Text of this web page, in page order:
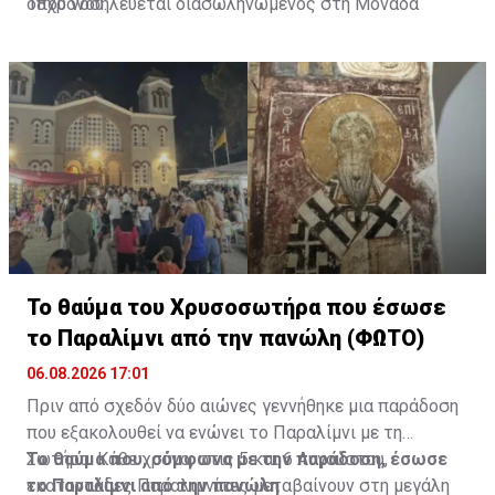
Διαβάστε επίσης:Φωτιά τα ξημερώματα σε μπυραρία
στην Αγία Νάπα-Την έσβησαν οι ιδιοκτήτες
Το θαύμα του Χρυσοσωτήρα που έσωσε
το Παραλίμνι από την πανώλη (ΦΩΤΟ)
06.08.2026 17:01
Πριν από σχεδόν δύο αιώνες γεννήθηκε μια παράδοση
που εξακολουθεί να ενώνει το Παραλίμνι με τη
Σωτήρα. Κάθε χρόνο, στις 5 και 6 Αυγούστου,
εκατοντάδες Παραλιμνίτες μεταβαίνουν στη μεγάλη
Το θαύμα που, σύμφωνα με την παράδοση, έσωσε
το Παραλίμνι από την πανώλη